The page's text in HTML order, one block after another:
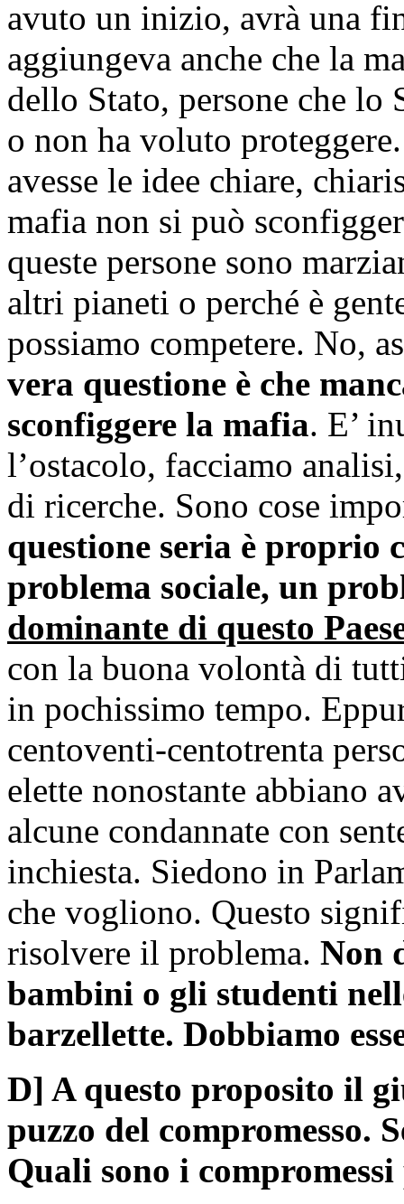
avuto un inizio, avrà una
aggiungeva anche che la
dello Stato, persone che lo
o non ha voluto
avesse le idee chiare,
mafia non si può
queste persone sono
altri pianeti o perché è
possiamo competere. No,
vera questione è che
sconfiggere la mafia. E’
l’ostacolo, facciamo
di ricerche. Sono cose
questione seria è proprio
problema sociale, un
dominante di questo
con la buona volontà di
in pochissimo tempo.
centoventi-centotrenta
elette nonostante abbiano
alcune condannate con
inchiesta. Siedono in
che vogliono. Questo
risolvere il problema. Non
bambini o gli studenti
barzellette. Dobbiamo
D] A questo proposito il
puzzo del compromesso.
Quali sono i